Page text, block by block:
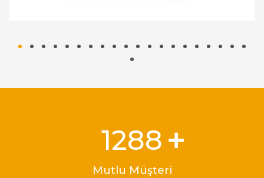
1748
Mutlu Müşteri